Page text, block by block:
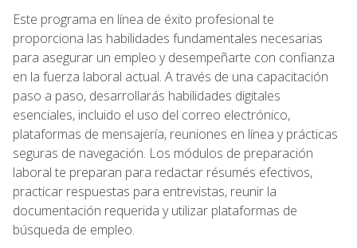
Este programa en línea de éxito profesional te
proporciona las habilidades fundamentales necesarias
para asegurar un empleo y desempeñarte con confianza
en la fuerza laboral actual. A través de una capacitación
paso a paso, desarrollarás habilidades digitales
esenciales, incluido el uso del correo electrónico,
plataformas de mensajería, reuniones en línea y prácticas
seguras de navegación. Los módulos de preparación
laboral te preparan para redactar résumés efectivos,
practicar respuestas para entrevistas, reunir la
documentación requerida y utilizar plataformas de
búsqueda de empleo.